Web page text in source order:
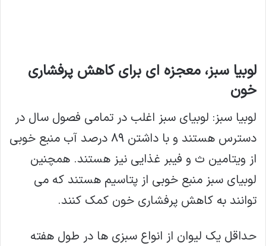
لوبیا سبز، معجزه ای برای کاهش پرفشاری
خون
لوبیا سبز: لوبیای سبز اغلب در تمامی فصول سال در
دسترس هستند و با داشتن ۸۹ درصد آب منبع خوبی
از ویتامین ث و فیبر غذایی نیز هستند. همچنین
لوبیای سبز منبع خوبی از پتاسیم هستند که می
توانند به کاهش پرفشاری خون کمک کنند.
حداقل یک لیوان از انواع سبزی ها در طول هفته